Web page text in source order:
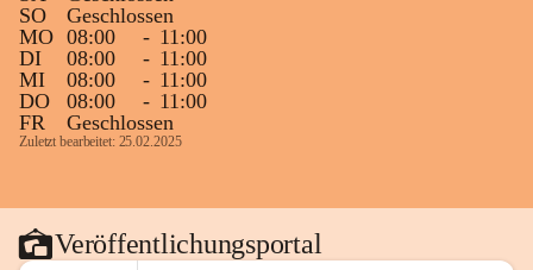
SO
Geschlossen
MO 08:00 - 11:00
DI
08:00 - 11:00
MI
08:00 - 11:00
DO
08:00 - 11:00
FR
Geschlossen
Zuletzt bearbeitet: 25.02.2025
Veröffentlichungsportal